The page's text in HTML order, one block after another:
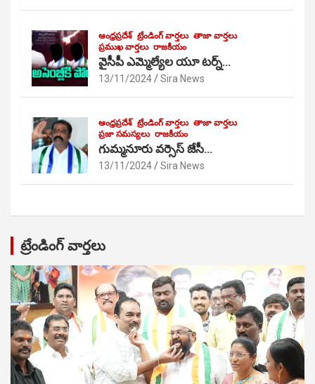
ఆంధ్రప్రదేశ్ ట్రేండింగ్ వార్తలు తాజా వార్తలు
ప్రముఖ వార్తలు రాజకీయం
వైసీపీ ఎమ్మెల్యేల యూ టర్న్…
13/11/2024 Sira News
ఆంధ్రప్రదేశ్ ట్రేండింగ్ వార్తలు తాజా వార్తలు
ప్రజా సమస్యలు రాజకీయం
గుమ్మనూరు వర్సెస్ జేసీ…
13/11/2024 Sira News
ట్రేండింగ్ వార్తలు